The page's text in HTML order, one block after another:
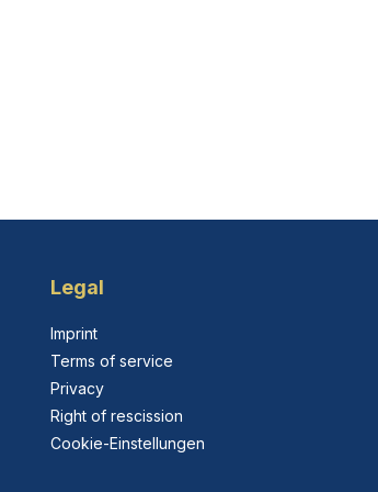
Legal
Imprint
Terms of service
Privacy
Right of rescission
Cookie-Einstellungen